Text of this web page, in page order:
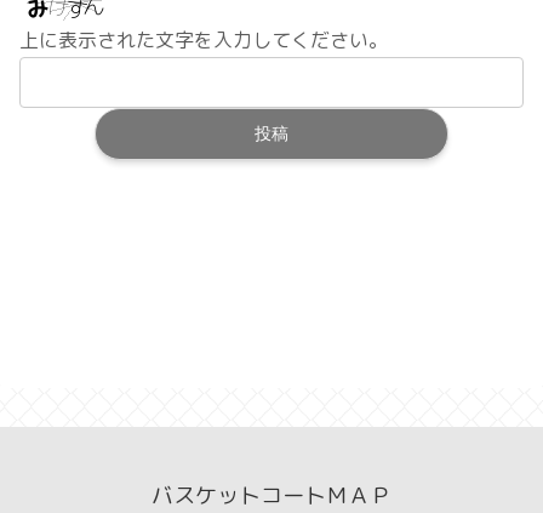
上に表示された文字を入力してください。
バスケットコートＭＡＰ